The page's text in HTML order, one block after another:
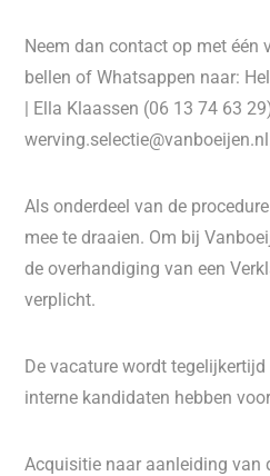
Neem dan contact op met één
bellen of Whatsappen naar:
| Ella Klaassen (06 13 74 63
Als onderdeel van de
mee te draaien. Om bij
de overhandiging van een
verplicht.
De vacature wordt
interne kandidaten hebben
Acquisitie naar aanleiding van